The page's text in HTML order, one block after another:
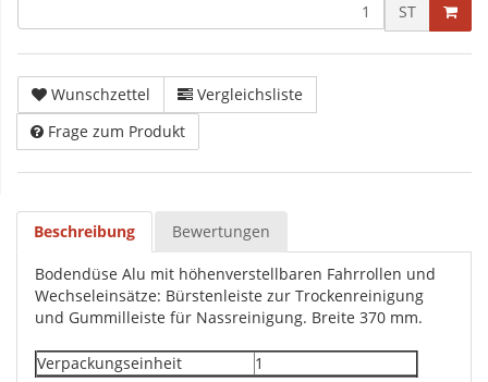
ST
Wunschzettel
Vergleichsliste
Frage zum Produkt
Beschreibung Bewertungen
Bodendüse Alu mit höhenverstellbaren Fahrrollen und
Wechseleinsätze: Bürstenleiste zur Trockenreinigung
und Gummilleiste für Nassreinigung. Breite 370 mm.
Verpackungseinheit 1